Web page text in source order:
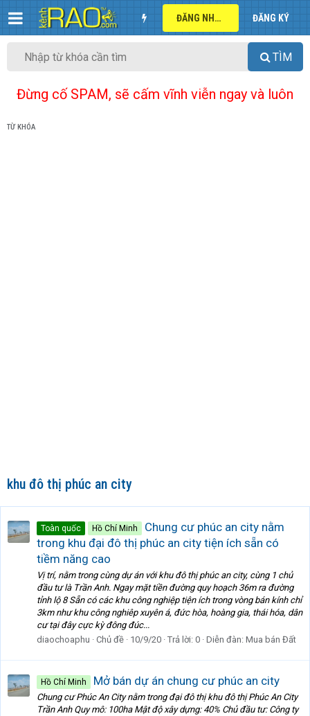
ĐĂNG NHẬP ĐĂNG KÝ
TÌM
Đừng cố SPAM, sẽ cấm vĩnh viễn ngay và luôn
TỪ KHÓA
khu đô thị phúc an city
Toàn quốc Hồ Chí Minh
Chung cư phúc an city nằm
trong khu đại đô thị phúc an city tiện ích sẵn có
tiềm năng cao
Vị trí, nằm trong cùng dự án với khu đô thị phúc an city, cùng 1 chủ
đầu tư là Trần Anh. Ngay mặt tiền đường quy hoạch 36m ra đường
tỉnh lộ 8 Sẵn có các khu công nghiệp tiện ích trong vòng bán kính chỉ
3km như khu công nghiêp xuyên á, đức hòa, hoàng gia, thái hóa, dân
cư tại đây cực kỳ đông đúc...
diaochoaphu
Chủ đề 10/9/20 Trả lời: 0 Diễn đàn: Mua bán Đất
Hồ Chí Minh Mở bán dự án chung cư phúc an city
Chung cư Phúc An City nằm trong đại đô thị khu đô thị Phúc An City
Trần Anh Quy mô: 100ha Mật độ xây dựng: 40% Chủ đầu tư: Công ty